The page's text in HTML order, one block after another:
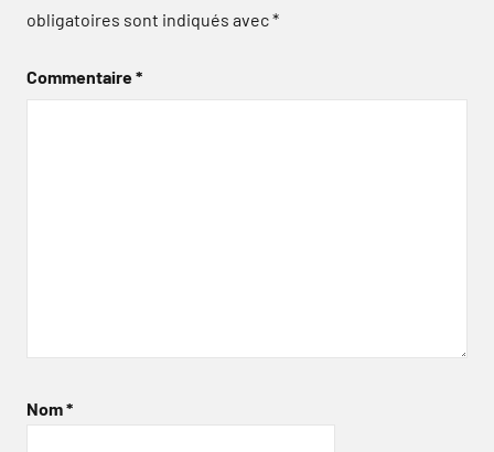
obligatoires sont indiqués avec*
Commentaire*
Nom*